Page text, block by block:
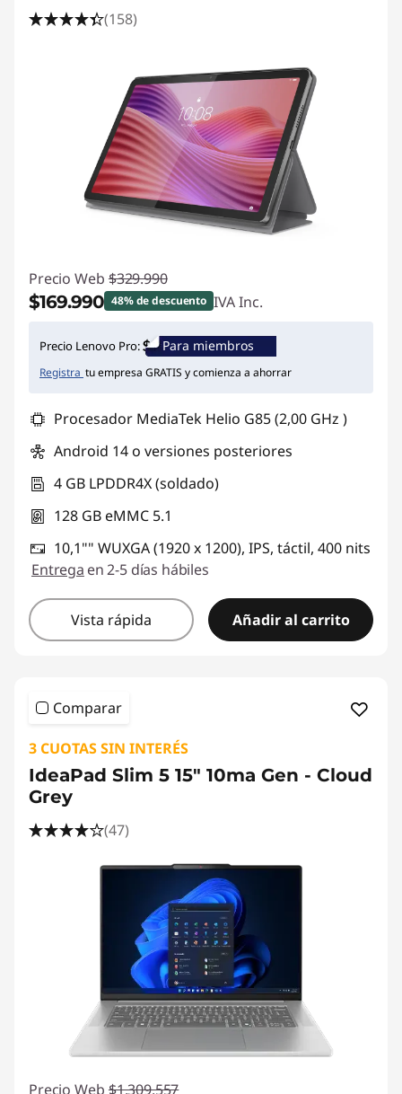
(158)
Precio Web $329.990
$169.990 48% de descuento IVA Inc.
Ahorros instantáneos :-$160.000
Precio Lenovo Pro: Para miembros
Registra tu empresa GRATIS y comienza a ahorrar
Procesador MediaTek Helio G85 (2,00 GHz )
Android 14 o versiones posteriores
4 GB LPDDR4X (soldado)
128 GB eMMC 5.1
10,1"" WUXGA (1920 x 1200), IPS, táctil, 400 nits
Entrega en 2-5 días hábiles
Vista rápida Añadir al carrito
Comparar
3 CUOTAS SIN INTERÉS
IdeaPad Slim 5 15" 10ma Gen - Cloud
Grey
(47)
Precio Web $1.309.557